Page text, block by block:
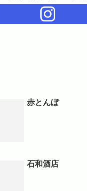
赤とんぼ
石和酒店